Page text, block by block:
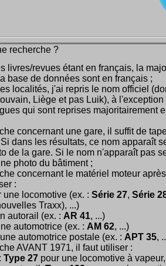
recherche ?
livres/revues étant en français, la
base de données sont en français ;
localités, j'ai repris le nom officiel
Liège et pas Luik), à l'exception
qui sont reprises majoritairement
concernant une gare, il suffit de
dans les résultats, ce nom apparaît
de la gare. Si le nom n'apparaît pas
photo du bâtiment ;
concernant le matériel moteur après
:
une locomotive (ex. : Série 27, Série
Traxx), ...)
autorail (ex. : AR 41, ...)
automotrice (ex. : AM 62, ...)
automotrice postale (ex. : APT 35,
AVANT 1971, il faut utiliser :
Type 27 pour une locomotive à